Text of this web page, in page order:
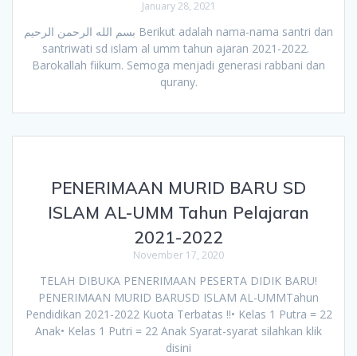
January 28, 2021
بسم الله الرحمن الرحيم Berikut adalah nama-nama santri dan
santriwati sd islam al umm tahun ajaran 2021-2022.
Barokallah fiikum. Semoga menjadi generasi rabbani dan
qurany.
PENERIMAAN MURID BARU SD
ISLAM AL-UMM Tahun Pelajaran
2021-2022
November 17, 2020
TELAH DIBUKA PENERIMAAN PESERTA DIDIK BARU!
PENERIMAAN MURID BARUSD ISLAM AL-UMMTahun
Pendidikan 2021-2022 Kuota Terbatas !!• Kelas 1 Putra = 22
Anak• Kelas 1 Putri = 22 Anak Syarat-syarat silahkan klik
disini